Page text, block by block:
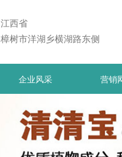
江西省
樟树市洋湖乡横湖路东侧
企业风采 营销